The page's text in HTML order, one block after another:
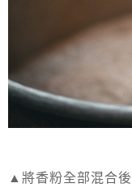
▲將香粉全部混合